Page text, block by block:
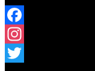
Facebook
Instagram